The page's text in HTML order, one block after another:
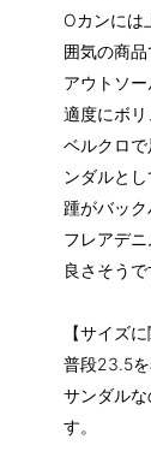
Oカンには
囲気の商品
アウトソー
適度にボリ
ベルクロ
ンダルとし
踵がバック
フレアデ
良さそうで
【サイズに
普段23.5を
サンダル
す。